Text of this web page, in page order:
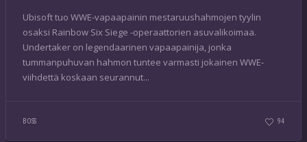
Ubisoft tuo WWE-vapaapainin mestaruushahmojen tyylin
osaksi Rainbow Six Siege -operaattorien asuvalikoimaa.
Undertaker on legendaarinen vapaapainija, jonka
tummanpuhuvan hahmon tuntee varmasti jokainen WWE-
viihdettä koskaan seurannut...
BOSS 94